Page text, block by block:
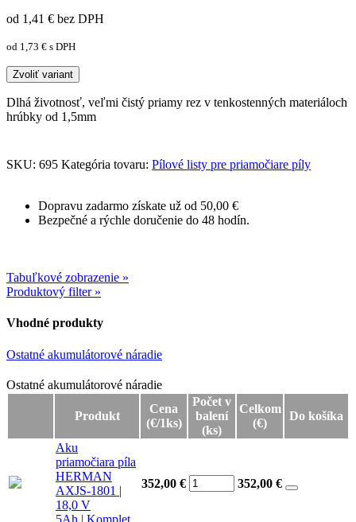
od 1,41 € bez DPH
od 1,73 € s DPH
Zvoliť variant
Dlhá životnosť, veľmi čistý priamy rez v tenkostenných materiáloch
hrúbky od 1,5mm
SKU: 695 Kategória tovaru: Pílové listy pre priamočiare píly
Dopravu zadarmo získate už od 50,00 €
Bezpečné a rýchle doručenie do 48 hodín.
Tabuľkové zobrazenie »
Produktový filter »
Vhodné produkty
Ostatné akumulátorové náradie
Ostatné akumulátorové náradie
Ostatné akumulátorové náradie
Produkt
Cena
(€/1ks)
Počet v
balení
(ks)
Celkom
(€)
Do košíka
Aku
priamočiara píla
HERMAN
AXJS-1801 |
18,0 V
5Ah | Komplet
352,00 € 352,00 €